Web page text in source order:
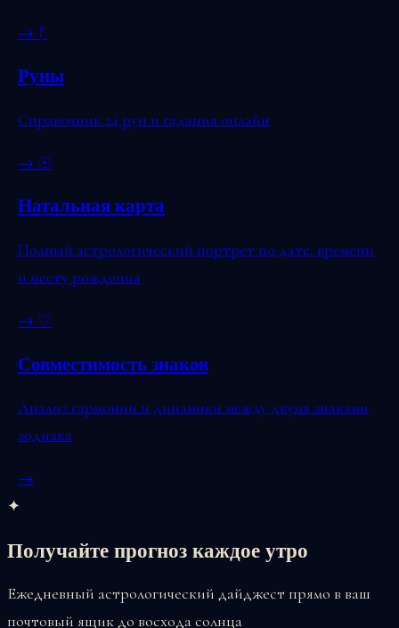
→ ᚠ
Руны
Справочник 24 рун и гадания онлайн
→ ☉
Натальная карта
Полный астрологический портрет по дате, времени
и месту рождения
→ ♡
Совместимость знаков
Анализ гармонии и динамики между двумя знаками
зодиака
→
✦
Получайте прогноз каждое утро
Ежедневный астрологический дайджест прямо в ваш
почтовый ящик до восхода солнца